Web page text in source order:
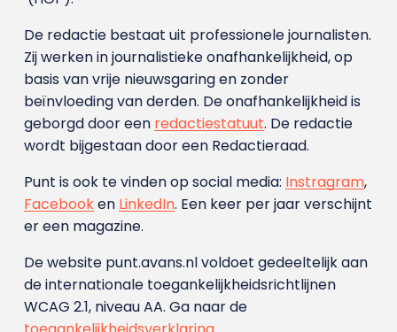
De redactie bestaat uit professionele journalisten.
Zij werken in journalistieke onafhankelijkheid, op
basis van vrije nieuwsgaring en zonder
beïnvloeding van derden. De onafhankelijkheid is
geborgd door een redactiestatuut. De redactie
wordt bijgestaan door een Redactieraad.
Punt is ook te vinden op social media: Instragram,
Facebooken LinkedIn. Een keer per jaar verschijnt
er een magazine.
De website punt.avans.nl voldoet gedeeltelijk aan
de internationale toegankelijkheidsrichtlijnen
WCAG 2.1, niveau AA. Ga naar de